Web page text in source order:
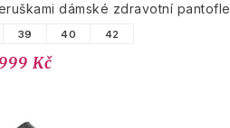
dámské zdravotní pantofle
39 40 42
999 Kč